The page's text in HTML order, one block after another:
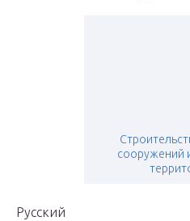
сооружений
Русский